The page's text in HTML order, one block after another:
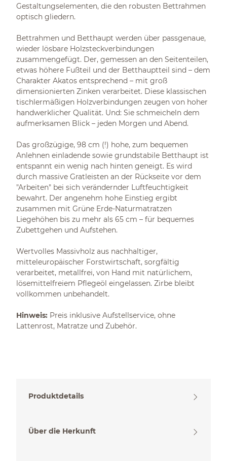
Gestaltungselementen, die den robusten Bettrahmen
optisch gliedern.
Bettrahmen und Betthaupt werden über passgenaue,
wieder lösbare Holzsteckverbindungen
zusammengefügt. Der, gemessen an den Seitenteilen,
etwas höhere Fußteil und der Betthauptteil sind – dem
Charakter Akatos entsprechend – mit groß
dimensionierten Zinken verarbeitet. Diese klassischen
tischlermäßigen Holzverbindungen zeugen von hoher
handwerklicher Qualität. Und: Sie schmeicheln dem
aufmerksamen Blick – jeden Morgen und Abend.
Das großzügige, 98 cm (!) hohe, zum bequemen
Anlehnen einladende sowie grundstabile Betthaupt ist
entspannt ein wenig nach hinten geneigt. Es wird
durch massive Gratleisten an der Rückseite vor dem
"Arbeiten" bei sich verändernder Luftfeuchtigkeit
bewahrt. Der angenehm hohe Einstieg ergibt
zusammen mit Grüne Erde-Naturmatratzen
Liegehöhen bis zu mehr als 65 cm – für bequemes
Zubettgehen und Aufstehen.
Wertvolles Massivholz aus nachhaltiger,
mitteleuropäischer Forstwirtschaft, sorgfältig
verarbeitet, metallfrei, von Hand mit natürlichem,
lösemittelfreiem Pflegeöl eingelassen. Zirbe bleibt
vollkommen unbehandelt.
Hinweis: Preis inklusive Aufstellservice, ohne
Lattenrost, Matratze und Zubehör.
Produktdetails
Über die Herkunft